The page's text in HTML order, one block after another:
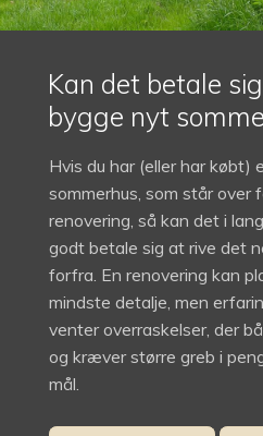
Kan det betale
bygge nyt
Hvis du har (eller har købt)
sommerhus, som står over
renovering, så kan det i
godt betale sig at rive det
forfra. En renovering kan
mindste detalje, men
venter overraskelser, der
og kræver større greb i
mål.